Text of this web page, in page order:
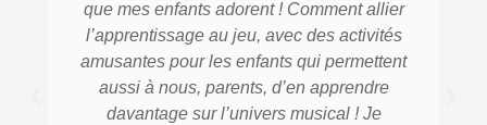
que mes enfants adorent ! Comment allier
l’apprentissage au jeu, avec des activités
amusantes pour les enfants qui permettent
aussi à nous, parents, d’en apprendre
davantage sur l’univers musical ! Je